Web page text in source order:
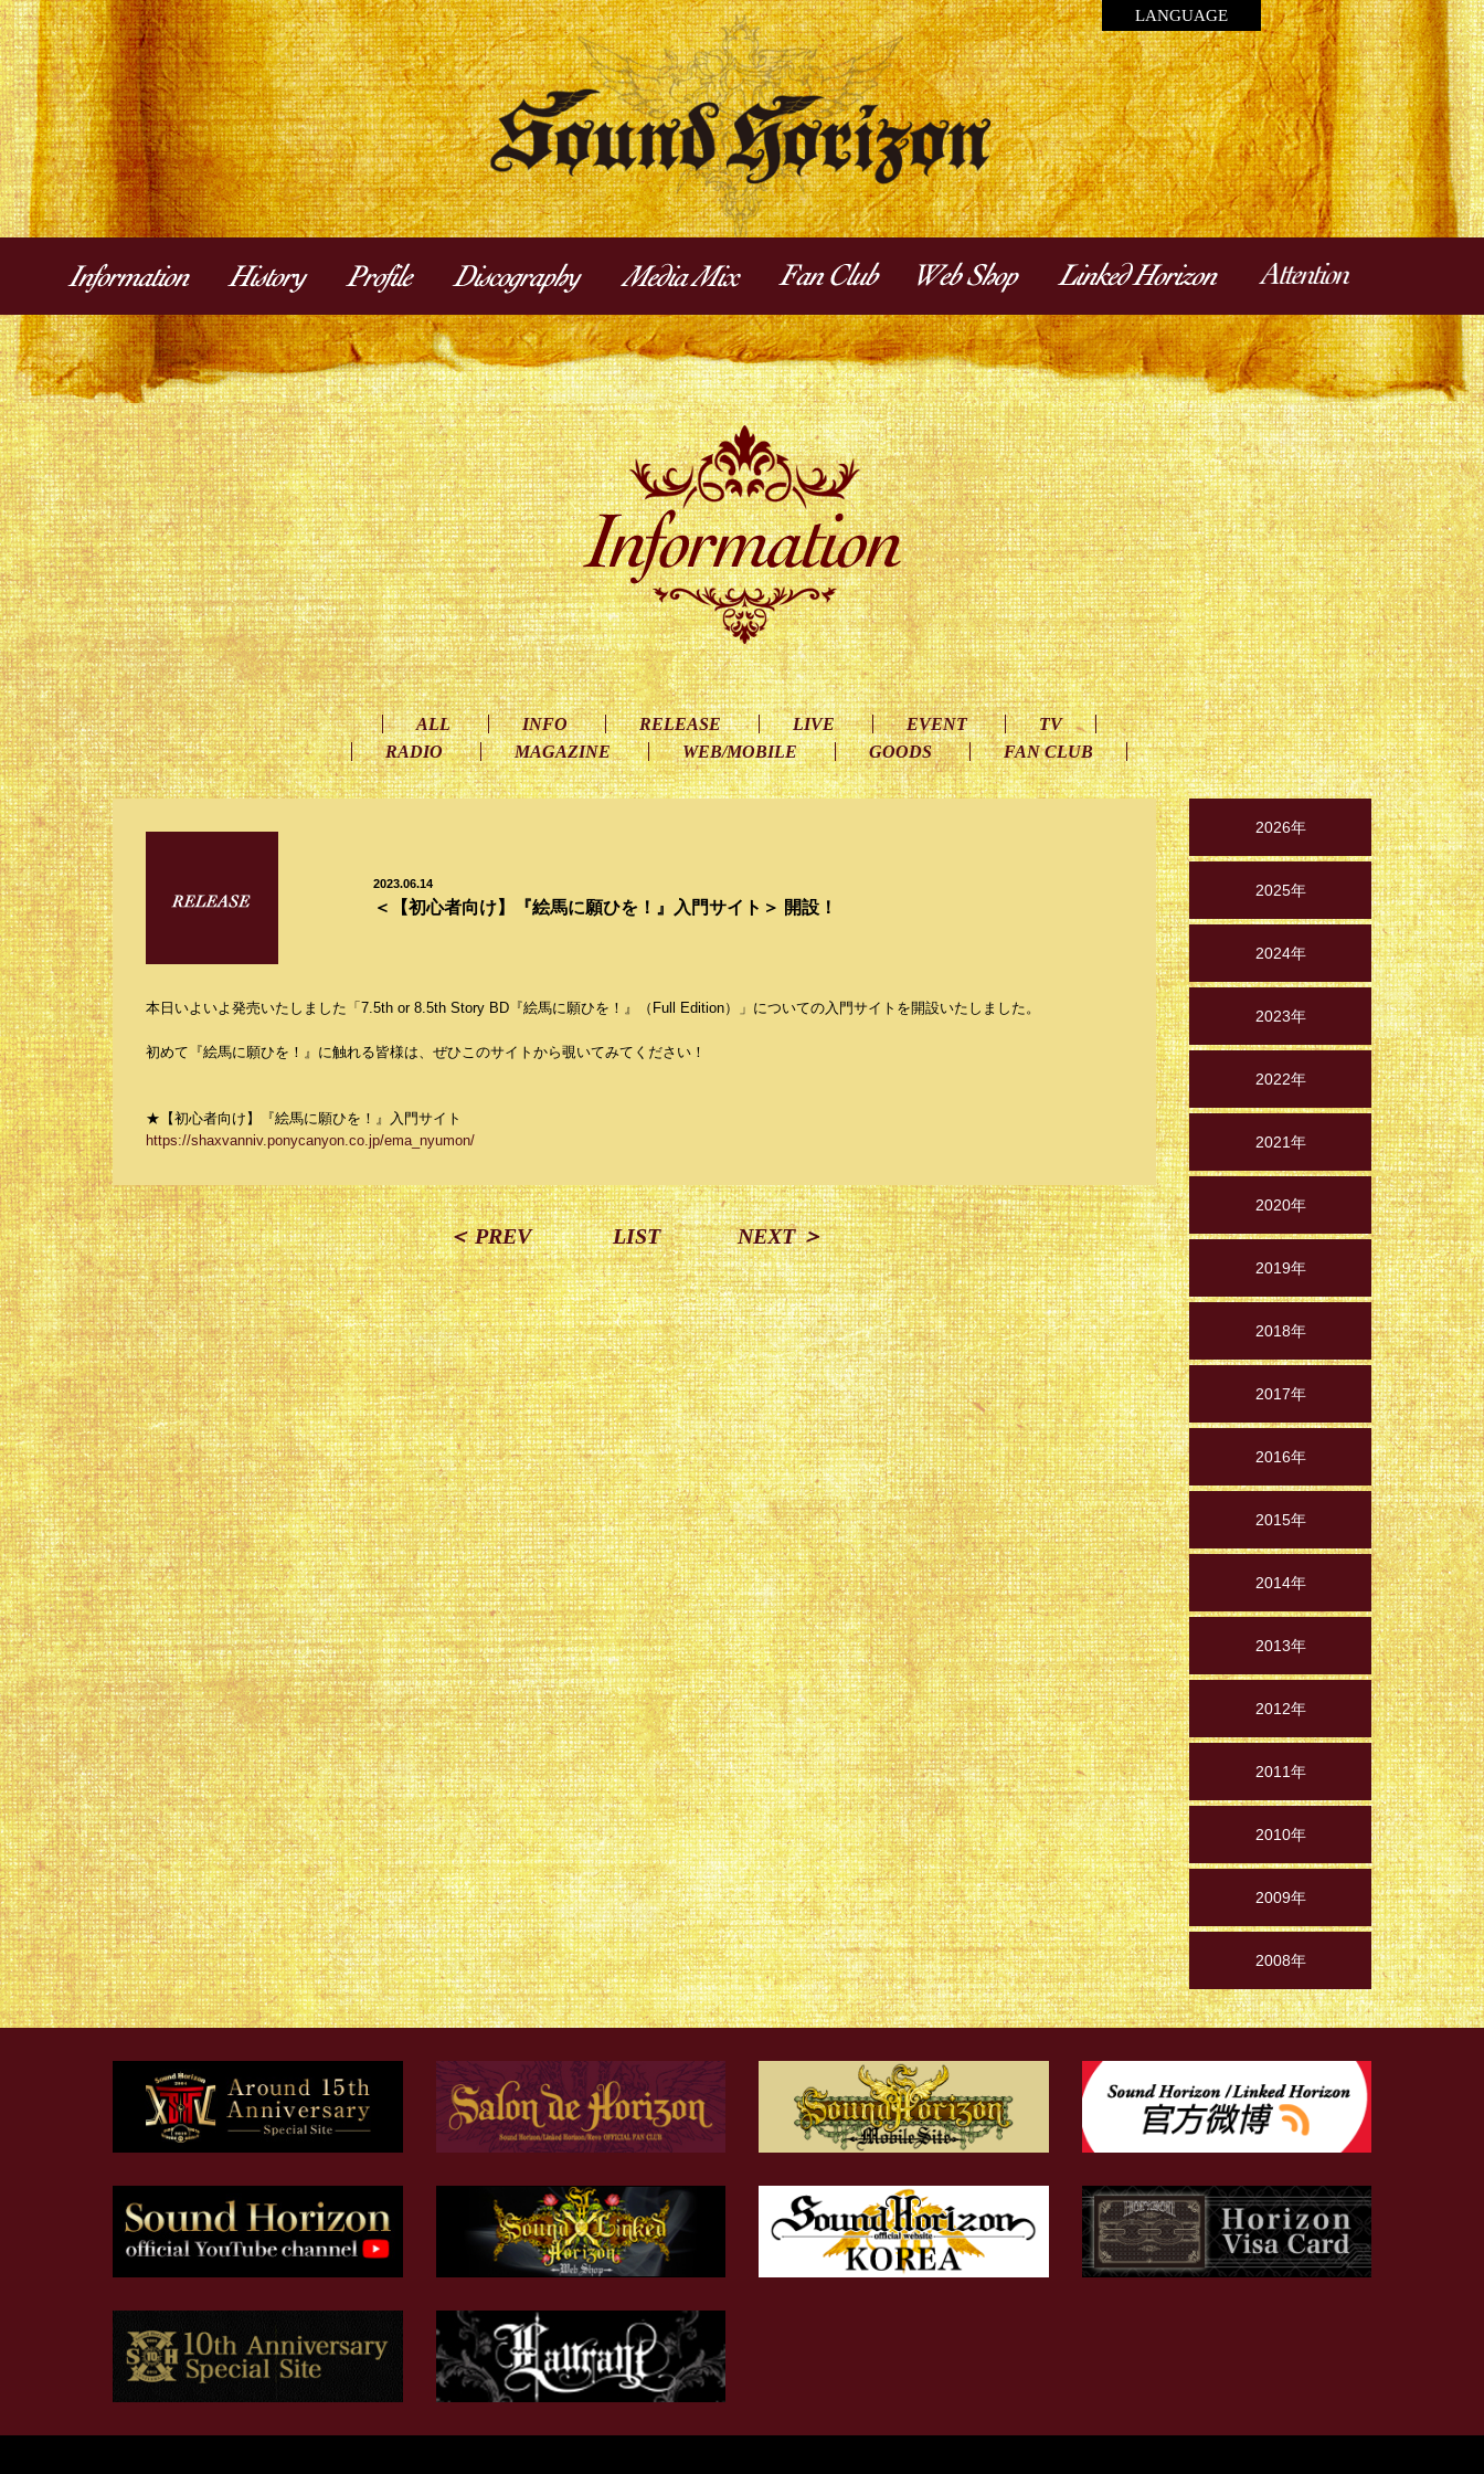
LANGUAGE
ALL INFO RELEASE LIVE EVENT
TV
RADIO
MAGAZINE WEB/MOBILE GOODS FAN CLUB
2023.06.14
＜【初心者向け】『絵馬に願ひを！』入門サイト＞ 開設！
本日いよいよ発売いたしました「7.5th or 8.5th Story BD『絵馬に願ひを！』（Full Edition）」についての入門サイトを開設いたしました。
初めて『絵馬に願ひを！』に触れる皆様は、ぜひこのサイトから覗いてみてください！
★【初心者向け】『絵馬に願ひを！』入門サイト
https://shaxvanniv.ponycanyon.co.jp/ema_nyumon/
＜ PREV LIST NEXT ＞
2026年
2025年
2024年
2023年
2022年
2021年
2020年
2019年
2018年
2017年
2016年
2015年
2014年
2013年
2012年
2011年
2010年
2009年
2008年